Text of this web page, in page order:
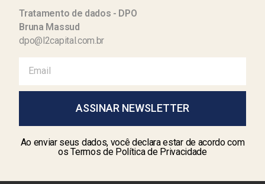
Tratamento de dados - DPO
Bruna Massud
dpo@l2capital.com.br
ASSINAR NEWSLETTER
Ao enviar seus dados, você declara estar de acordo com
os Termos de Política de Privacidade